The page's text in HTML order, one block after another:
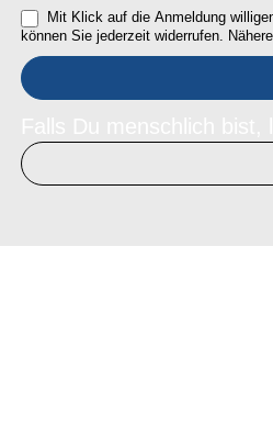
Mit Klick auf die Anmeldung
können Sie jederzeit widerrufen.